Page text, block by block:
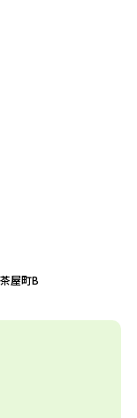
屋町B